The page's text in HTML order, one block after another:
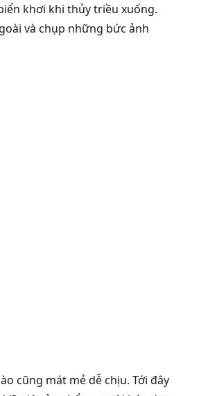
khơi khi thủy triều xuống.
và chụp những bức ảnh
cũng mát mẻ dễ chịu. Tới đây